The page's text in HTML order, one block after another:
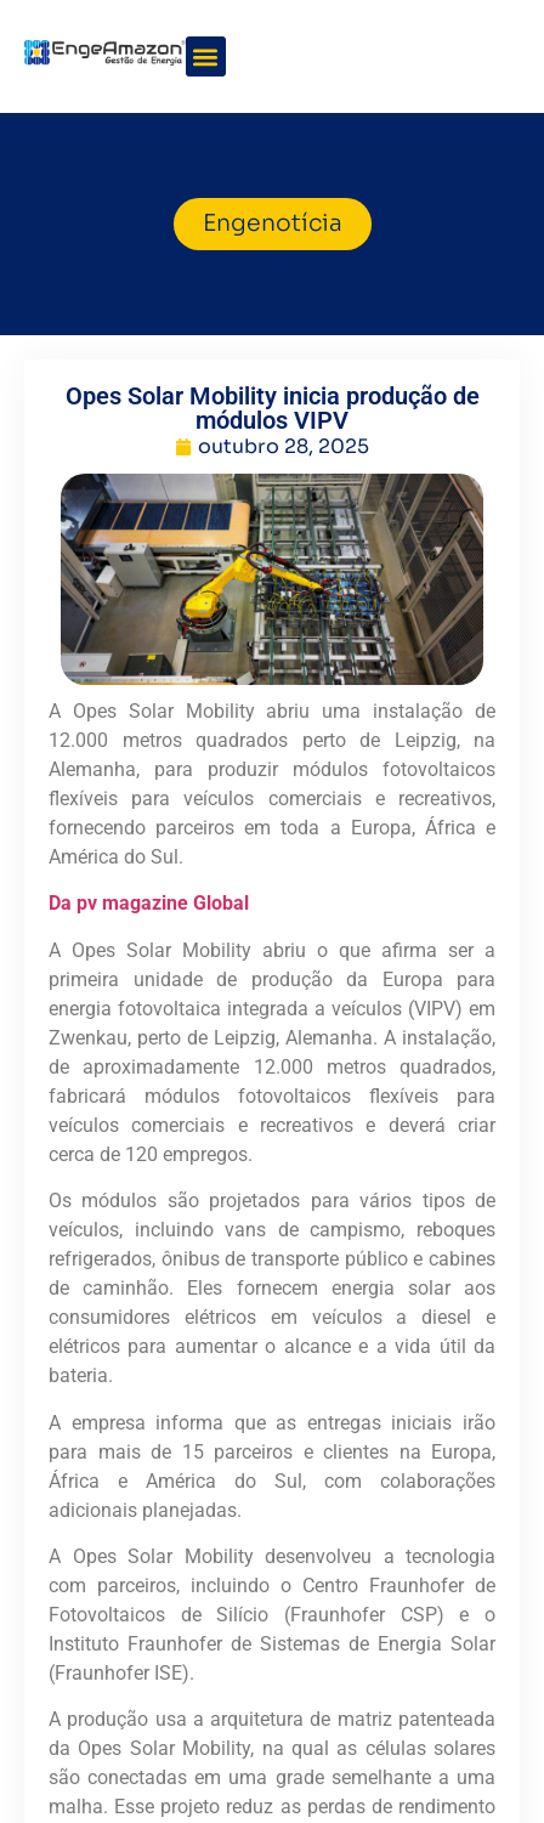
Engenotícia
Opes Solar Mobility inicia produção de
módulos VIPV
outubro 28, 2025
A Opes Solar Mobility abriu uma instalação de
12.000 metros quadrados perto de Leipzig, na
Alemanha, para produzir módulos fotovoltaicos
flexíveis para veículos comerciais e recreativos,
fornecendo parceiros em toda a Europa, África e
América do Sul.
Da pv magazine Global
A Opes Solar Mobility abriu o que afirma ser a
primeira unidade de produção da Europa para
energia fotovoltaica integrada a veículos (VIPV) em
Zwenkau, perto de Leipzig, Alemanha. A instalação,
de aproximadamente 12.000 metros quadrados,
fabricará módulos fotovoltaicos flexíveis para
veículos comerciais e recreativos e deverá criar
cerca de 120 empregos.
Os módulos são projetados para vários tipos de
veículos, incluindo vans de campismo, reboques
refrigerados, ônibus de transporte público e cabines
de caminhão. Eles fornecem energia solar aos
consumidores elétricos em veículos a diesel e
elétricos para aumentar o alcance e a vida útil da
bateria.
A empresa informa que as entregas iniciais irão
para mais de 15 parceiros e clientes na Europa,
África e América do Sul, com colaborações
adicionais planejadas.
A Opes Solar Mobility desenvolveu a tecnologia
com parceiros, incluindo o Centro Fraunhofer de
Fotovoltaicos de Silício (Fraunhofer CSP) e o
Instituto Fraunhofer de Sistemas de Energia Solar
(Fraunhofer ISE).
A produção usa a arquitetura de matriz patenteada
da Opes Solar Mobility, na qual as células solares
são conectadas em uma grade semelhante a uma
malha. Esse projeto reduz as perdas de rendimento